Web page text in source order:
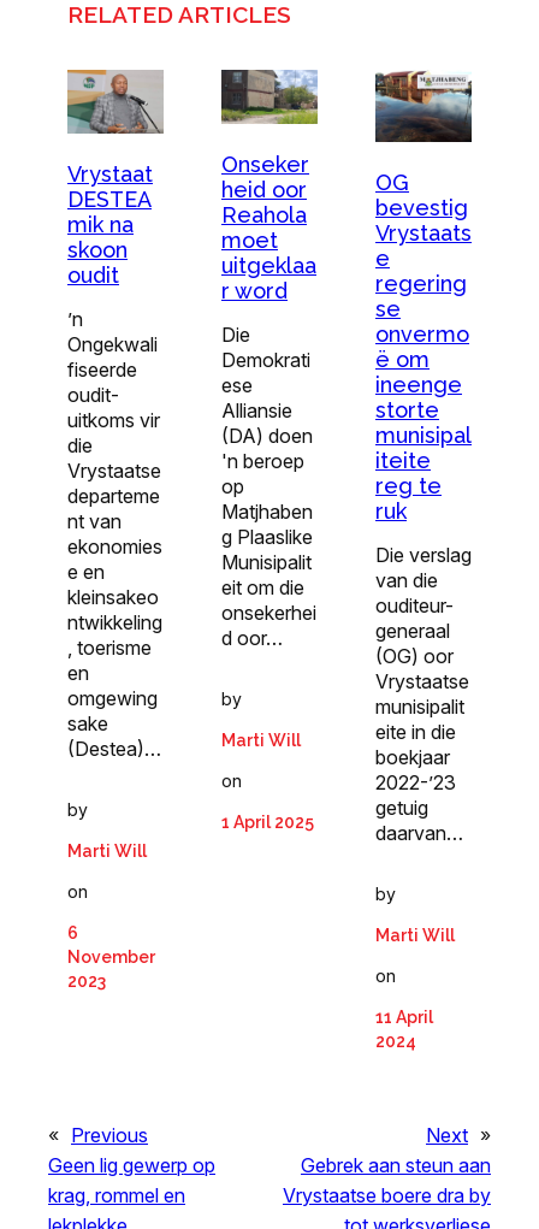
RELATED ARTICLES
Vrystaat
DESTEA
mik na
skoon
oudit
’n
Ongekwali
fiseerde
oudit-
uitkoms vir
die
Vrystaatse
departeme
nt van
ekonomies
e en
kleinsakeo
ntwikkeling
, toerisme
en
omgewing
sake
(Destea)…
by
Marti Will
on
6
November
2023
Onseker
heid oor
Reahola
moet
uitgeklaa
r word
Die
Demokrati
ese
Alliansie
(DA) doen
'n beroep
op
Matjhaben
g Plaaslike
Munisipalit
eit om die
onsekerhei
d oor…
by
Marti Will
on
1 April 2025
OG
bevestig
Vrystaats
e
regering
se
onvermo
ë om
ineenge
storte
munisipal
iteite
reg te
ruk
Die verslag
van die
ouditeur-
generaal
(OG) oor
Vrystaatse
munisipalit
eite in die
boekjaar
2022-’23
getuig
daarvan…
by
Marti Will
on
11 April
2024
« Previous
Geen lig gewerp op
krag, rommel en
Next »
Gebrek aan steun aan
Vrystaatse boere dra by